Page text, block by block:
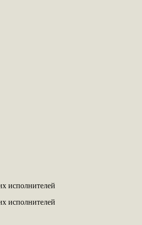
исполнителей
исполнителей